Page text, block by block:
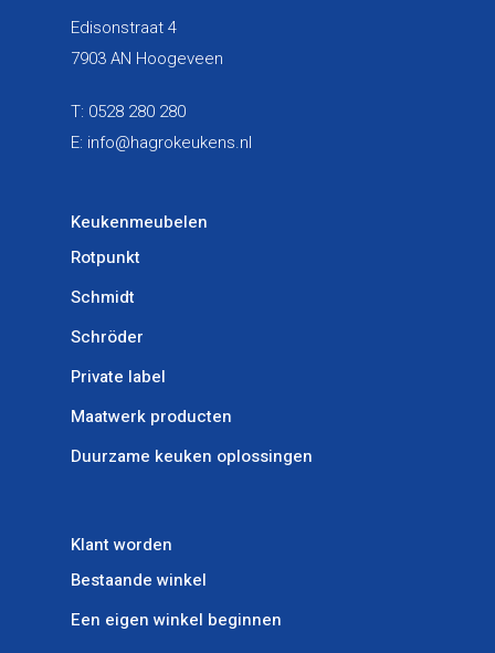
Edisonstraat 4
7903 AN Hoogeveen
T: 0528 280 280
E: info@hagrokeukens.nl
Keukenmeubelen
Rotpunkt
Schmidt
Schröder
Private label
Maatwerk producten
Duurzame keuken oplossingen
Klant worden
Bestaande winkel
Een eigen winkel beginnen